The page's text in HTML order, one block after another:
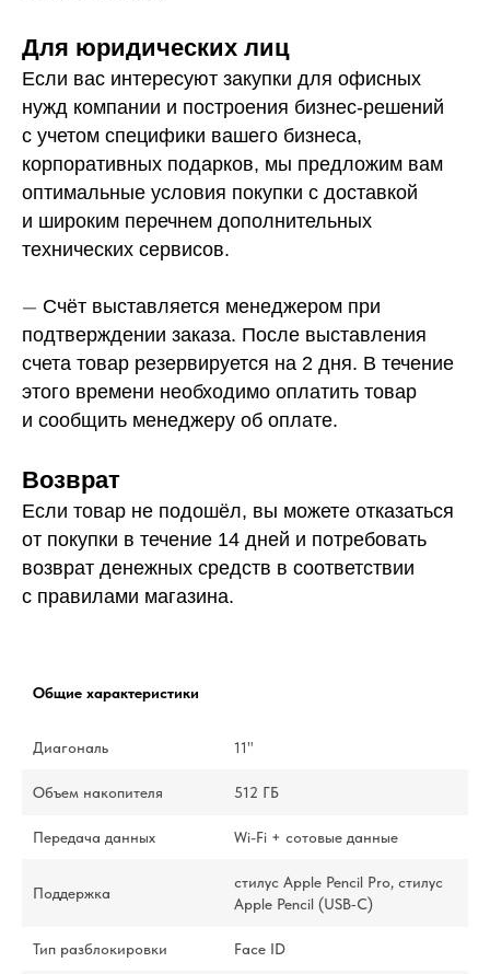
Для юридических лиц
Если вас интересуют закупки для офисных
нужд компании и построения бизнес-решений
с учетом специфики вашего бизнеса,
корпоративных подарков, мы предложим вам
оптимальные условия покупки с доставкой
и широким перечнем дополнительных
технических сервисов.
— Счёт выставляется менеджером при
подтверждении заказа. После выставления
счета товар резервируется на 2 дня. В течение
этого времени необходимо оплатить товар
и сообщить менеджеру об оплате.
Возврат
Если товар не подошёл, вы можете отказаться
от покупки в течение 14 дней и потребовать
возврат денежных средств в соответствии
с правилами магазина.
Общие характеристики
Диагональ 11"
Объем накопителя 512 ГБ
Передача данных Wi-Fi + сотовые данные
Поддержка
стилус Apple Pencil Pro, стилус
Apple Pencil (USB‑C)
Тип разблокировки Face ID